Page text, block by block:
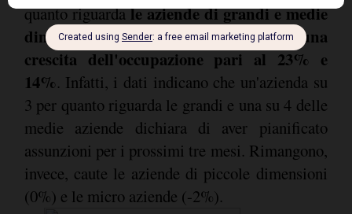
quanto riguardale aziende di grandi e medie
dimensioni, rispettivamente con una
crescita dell'occupazione pari al 23% e
14%. Infatti, i dati indicano che un'azienda su
3 per quanto riguarda le grandi e una su 4 delle
medie aziende dichiara di aver pianificato
assunzioni per i prossimi tre mesi. Rimangono,
invece, caute le aziende di piccole dimensioni
(0%) e le micro aziende (-2%).